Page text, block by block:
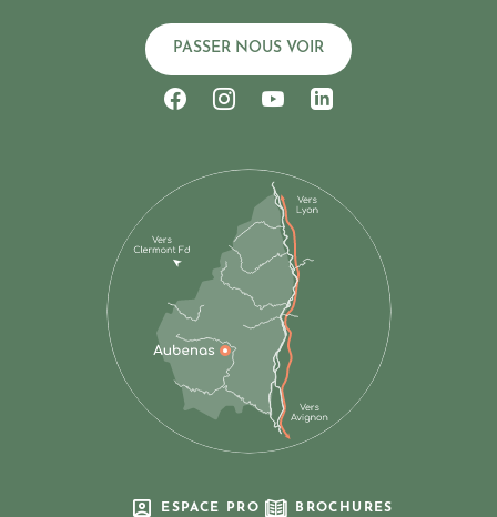
PASSER NOUS VOIR
Suivez-nous sur Facebook
Suivez-nous sur Instagram
Suivez-nous sur
Suivez-nous sur
ESPACE PRO BROCHURES